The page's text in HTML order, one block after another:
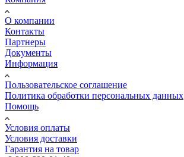
О компании
Контакты
Партнеры
Документы
Информация
Пользовательское соглашение
Политика обработки персональных данных
Помощь
Условия оплаты
Условия доставки
Гарантия на товар